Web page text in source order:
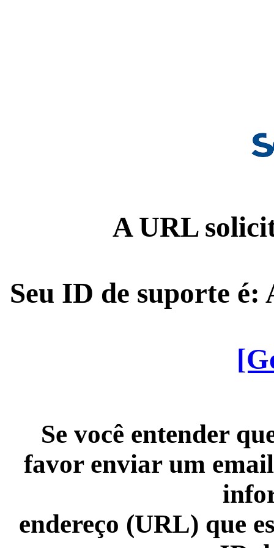
A URL
Seu ID de suporte é:
Se você entender
favor enviar um
endereço (URL) que